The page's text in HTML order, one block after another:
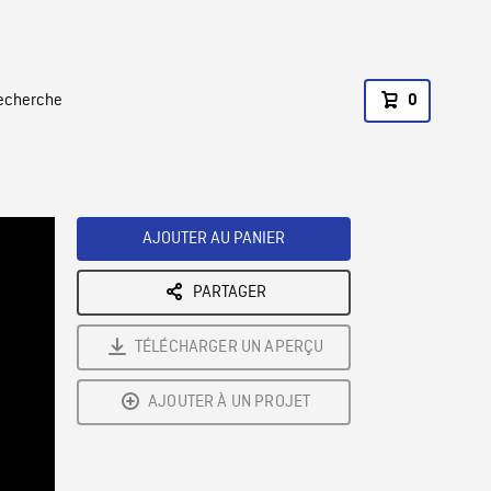
0
AJOUTER AU PANIER
PARTAGER
TÉLÉCHARGER UN APERÇU
AJOUTER À UN PROJET